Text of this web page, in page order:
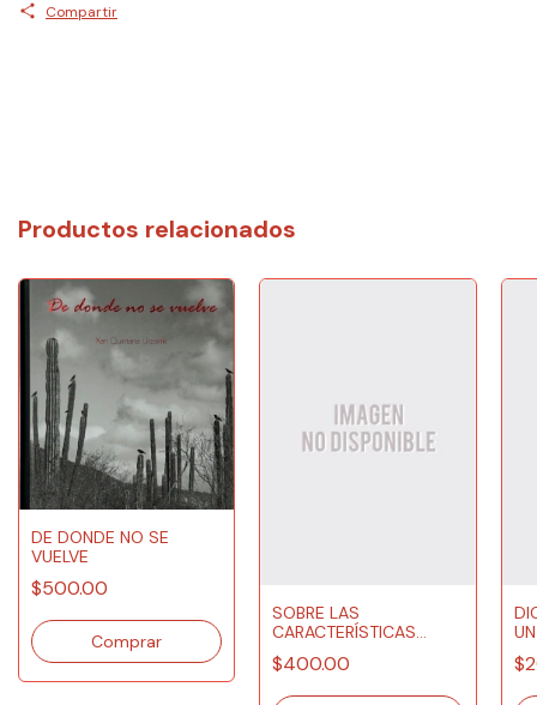
Compartir
Productos relacionados
DE DONDE NO SE
VUELVE
$500.00
SOBRE LAS
CARACTERÍSTICAS
EXTERNAS DE TRES
COLORES
$400.00